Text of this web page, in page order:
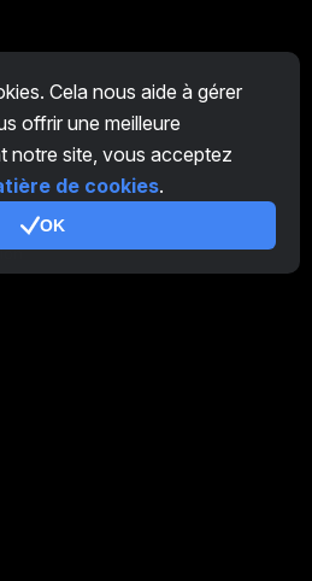
Cela nous aide à gérer
offrir une meilleure
notre site, vous acceptez
de cookies.
OK